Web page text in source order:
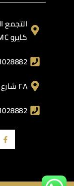
التجمع
كايرو CMC ميديكال رقم واحد الدور الارضي
٢٨ شارع مصدق الدقي